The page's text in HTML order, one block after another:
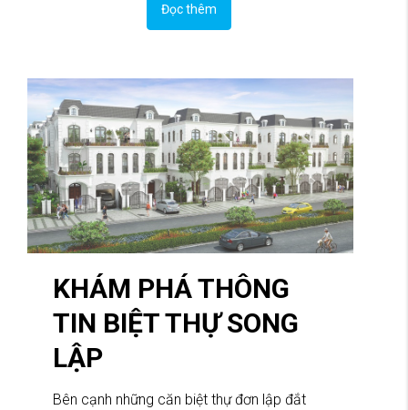
Đọc thêm
KHÁM PHÁ THÔNG
TIN BIỆT THỰ SONG
LẬP
Bên cạnh những căn biệt thự đơn lập đắt